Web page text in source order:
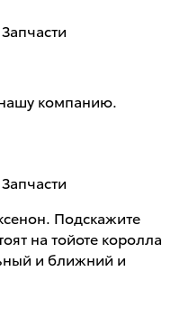
компанию.
Подскажите
на тойоте королла
и ближний и